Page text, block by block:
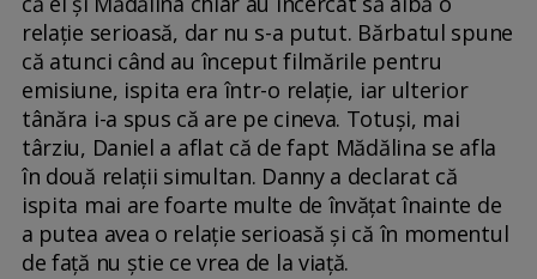
relație serioasă, dar nu s-a putut. Bărbatul spune
că atunci când au început filmările pentru
emisiune, ispita era într-o relație, iar ulterior
tânăra i-a spus că are pe cineva. Totuși, mai
târziu, Daniel a aflat că de fapt Mădălina se afla
în două relații simultan. Danny a declarat că
ispita mai are foarte multe de învățat înainte de
a putea avea o relație serioasă și că în momentul
de față nu știe ce vrea de la viață.